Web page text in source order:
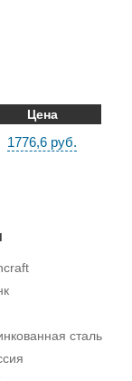
Цена
1776,6 руб.
сталь